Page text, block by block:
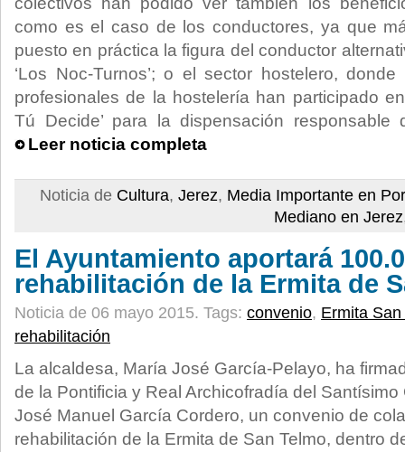
como es el caso de los conductores, ya que
puesto en práctica la figura del conductor
‘Los Noc-Turnos’; o el sector hostelero,
profesionales de la hostelería han participado
Tú Decide’ para la dispensación responsable
Leer noticia completa
Noticia de Cultura, Jerez, Media Importante en
Mediano en Jerez
El Ayuntamiento aportará
rehabilitación de la Ermita de
Noticia de 06 mayo 2015. Tags: convenio, Ermita San
rehabilitación
La alcaldesa, María José García-Pelayo, ha
de la Pontificia y Real Archicofradía del
José Manuel García Cordero, un convenio de
rehabilitación de la Ermita de San Telmo, dentro